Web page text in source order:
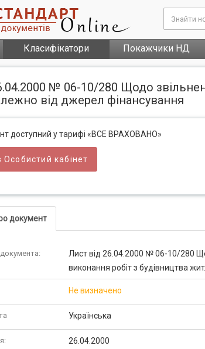
Класифікатори Покажчики НД
№ 06-10/280 Щодо
від джерел фінансування
доступний у тарифі «ВСЕ ВРАХОВАНО»
Особистий кабінет
документ
Лист від 26.04.2000 № 06-10/280
виконання робіт з будівництва
Не визначено
Українська
26.04.2000